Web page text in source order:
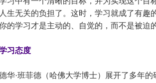
生无关的负担了。这时，学习就成了有趣
的学习才是主动的、自觉的，而不是被迫
习态度
·班菲德（哈佛大学博士）展开了多年的